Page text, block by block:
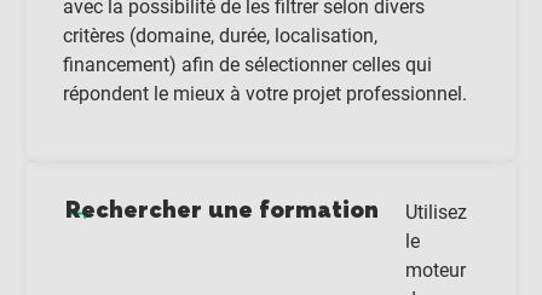
avec la possibilité de les filtrer selon divers
critères (domaine, durée, localisation,
financement) afin de sélectionner celles qui
répondent le mieux à votre projet professionnel.
Rechercher une formation
Utilisez
le
moteur